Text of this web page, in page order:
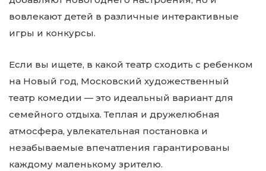
вовлекают детей в различные интерактивные
игры и конкурсы.
Если вы ищете, в какой театр сходить с ребенком
на Новый год, Московский художественный
театр комедии — это идеальный вариант для
семейного отдыха. Теплая и дружелюбная
атмосфера, увлекательная постановка и
незабываемые впечатления гарантированы
каждому маленькому зрителю.